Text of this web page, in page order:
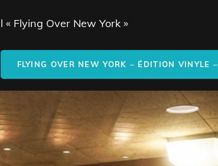
« Flying Over New York »
FLYING OVER NEW YORK – ÉDITION VINYLE –